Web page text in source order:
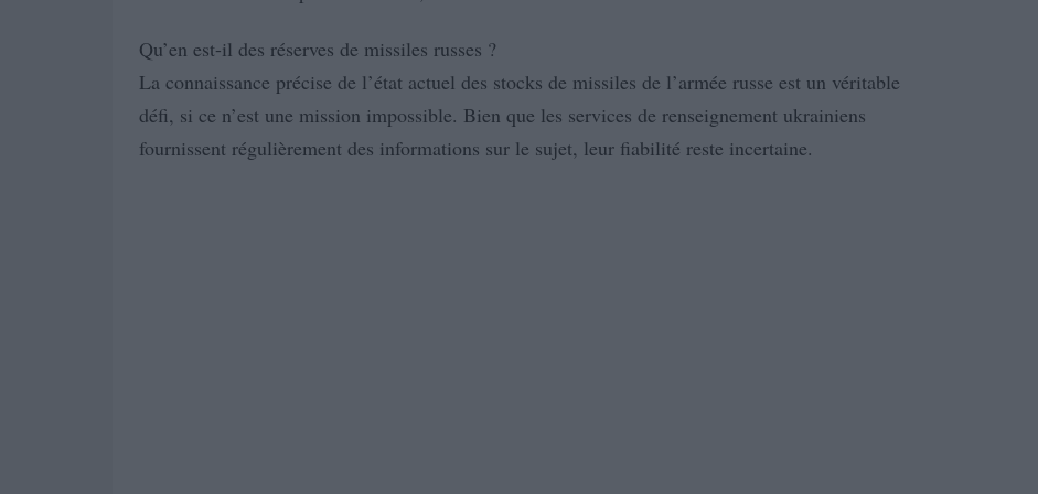
Qu’en est-il des réserves de missiles russes ?
La connaissance précise de l’état actuel des stocks de missiles de l’armée russe est un véritable
défi, si ce n’est une mission impossible. Bien que les services de renseignement ukrainiens
fournissent régulièrement des informations sur le sujet, leur fiabilité reste incertaine.